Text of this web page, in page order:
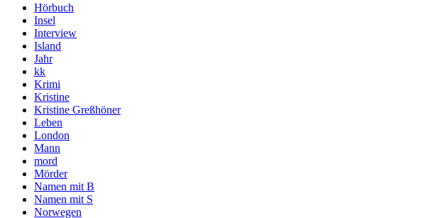
Hörbuch
Insel
Interview
Island
Jahr
kk
Krimi
Kristine
Kristine Greßhöner
Leben
London
Mann
mord
Mörder
Namen mit B
Namen mit S
Norwegen